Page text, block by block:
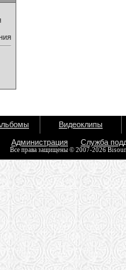
Видеоклипы
Администрация Служба
Все права защищены © 2007-2026